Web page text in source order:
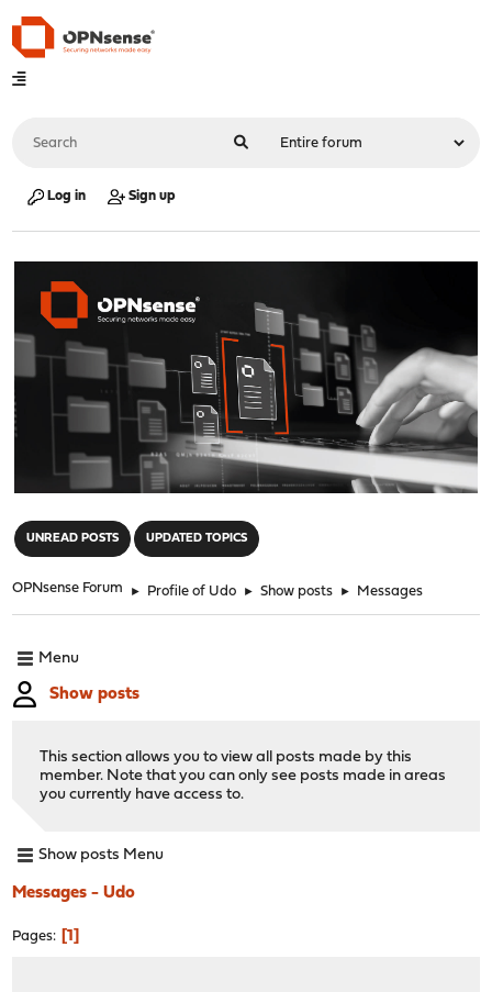
Log in Sign up
UNREAD POSTS UPDATED TOPICS
OPNsense Forum ► Profile of Udo ► Show posts ► Messages
Menu
Show posts
This section allows you to view all posts made by this
member. Note that you can only see posts made in areas
you currently have access to.
Show posts Menu
Messages - Udo
Pages 1